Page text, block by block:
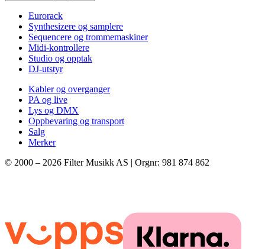
Eurorack
Synthesizere og samplere
Sequencere og trommemaskiner
Midi-kontrollere
Studio og opptak
DJ-utstyr
Kabler og overganger
PA og live
Lys og DMX
Oppbevaring og transport
Salg
Merker
© 2000 – 2026 Filter Musikk AS | Orgnr: 981 874 862